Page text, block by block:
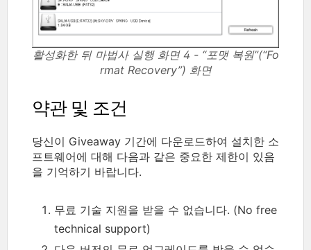
활성화한 뒤 마법사 실행 화면 4 - “포맷 복원”(“Fo
rmat Recovery”) 화면
약관 및 조건
당신이 Giveaway 기간에 다운로드하여 설치한 소
프트웨어에 대해 다음과 같은 중요한 제한이 있음
을 기억하기 바랍니다.
무료 기술 지원을 받을 수 없습니다. (No free
technical support)